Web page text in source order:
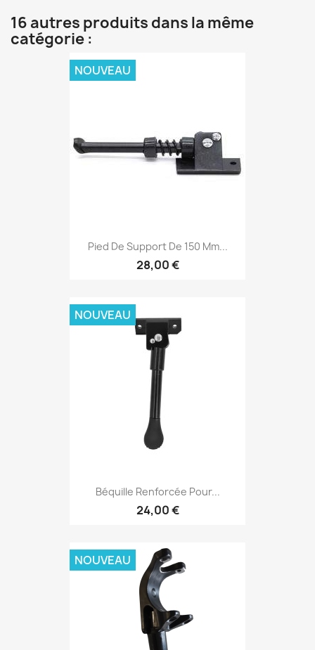
16 autres produits dans la même
catégorie :
Pied De Support De 150 Mm...
28,00 €
NOUVEAU
Béquille Renforcée Pour...
24,00 €
NOUVEAU
NOUVEAU